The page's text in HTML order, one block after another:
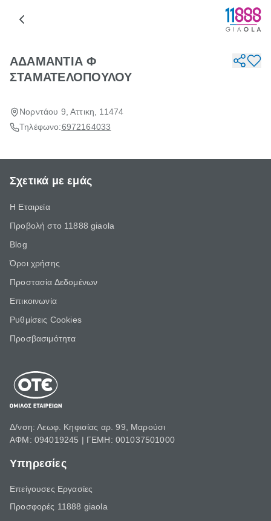
ΑΔΑΜΑΝΤΙΑ Φ
ΣΤΑΜΑΤΕΛΟΠΟΥΛΟΥ
Νορντάου 9, Αττικη, 11474
Τηλέφωνο:6972164033
Σχετικά με εμάς
Η Εταιρεία
Προβολή στο 11888 giaola
Blog
Όροι χρήσης
Προστασία Δεδομένων
Επικοινωνία
Ρυθμίσεις Cookies
Προσβασιμότητα
Δ/νση: Λεωφ. Κηφισίας αρ. 99, Μαρούσι
ΑΦΜ: 094019245 | ΓΕΜΗ: 001037501000
Υπηρεσίες
Επείγουσες Εργασίες
Προσφορές 11888 giaola